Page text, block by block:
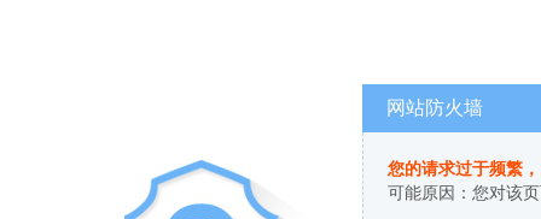
网站防火墙
您的请求过于频繁
可能原因：您对该